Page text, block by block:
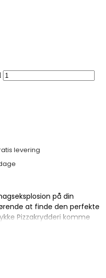
levering
på din
at finde den perfekte
Pizzakrydderi komme
oregano.
dybde af smag. Udover